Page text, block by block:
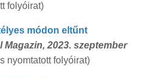
folyóirat)
módon eltűnt
Magazin, 2023. szeptember
nyomtatott folyóirat)